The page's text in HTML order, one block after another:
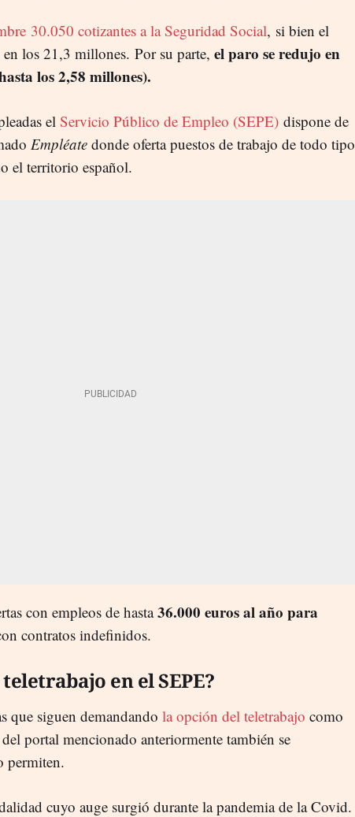
30.050 cotizantes a la Seguridad Social, si bien el
los 21,3 millones. Por su parte, el paro se redujo en
los 2,58 millones).
el Servicio Público de Empleo (SEPE) dispone de
Empléate donde oferta puestos de trabajo de todo tipo
el territorio español.
con empleos de hasta36.000 euros al año para
contratos indefinidos.
en el SEPE?
que siguen demandando la opción del teletrabajo como
portal mencionado anteriormente también se
permiten.
cuyo auge surgió durante la pandemia de la Covid.